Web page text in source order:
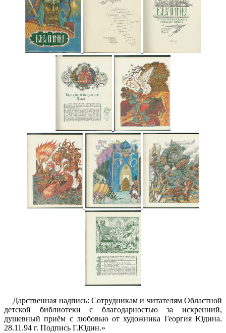
Дарственная надпись: Сотрудникам и читателям Областной
детской библиотеки с благодарностью за искренний,
душевный приём с любовью от художника Георгия Юдина.
28.11.94 г. Подпись Г.Юдин.»